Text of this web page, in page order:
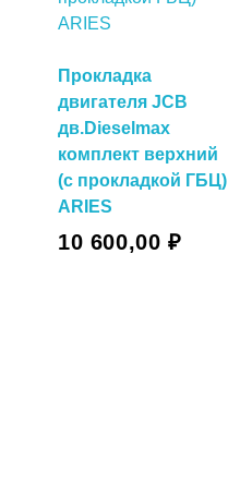
Прокладка
двигателя JCB
дв.Dieselmax
комплект верхний
(с прокладкой ГБЦ)
ARIES
10 600,00 ₽
В Корзину